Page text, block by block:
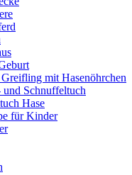
mit Hasenöhrchen
und Schnuffeltuch
Hase
für Kinder